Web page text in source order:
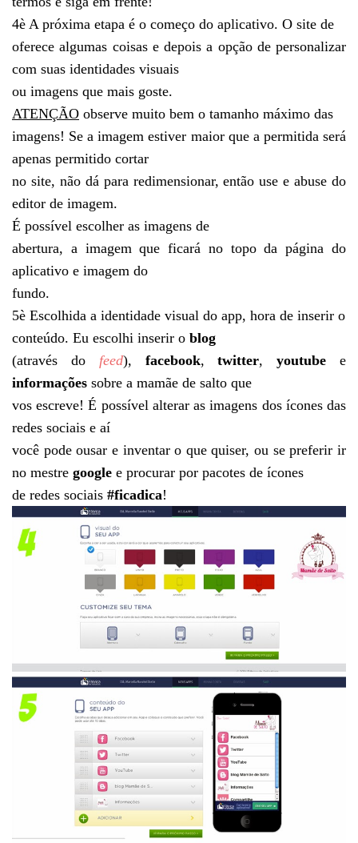
4è A próxima etapa é o começo do aplicativo. O site de
oferece algumas coisas e depois a opção de personalizar
com suas identidades visuais
ou imagens que mais goste.
ATENÇÃO observe muito bem o tamanho máximo das
imagens! Se a imagem estiver maior que a permitida será
apenas permitido cortar
no site, não dá para redimensionar, então use e abuse do
editor de imagem.
É possível escolher as imagens de
abertura, a imagem que ficará no topo da página do
aplicativo e imagem do
fundo.
5è Escolhida a identidade visual do app, hora de inserir o
conteúdo. Eu escolhi inserir o blog
(através do feed), facebook,twitter,youtube e
informações sobre a mamãe de salto que
vos escreve! É possível alterar as imagens dos ícones das
redes sociais e aí
você pode ousar e inventar o que quiser, ou se preferir ir
no mestre google e procurar por pacotes de ícones
de redes sociais #ficadica!